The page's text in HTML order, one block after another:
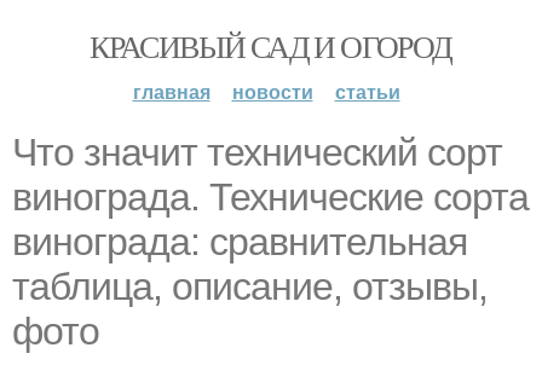
КРАСИВЫЙ САД И ОГОРОД
главная новости статьи
Что значит технический сорт
винограда. Технические сорта
винограда: сравнительная
таблица, описание, отзывы,
фото